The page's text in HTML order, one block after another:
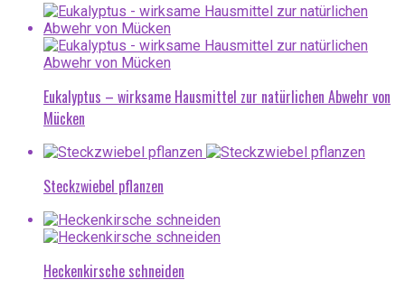
Eukalyptus – wirksame Hausmittel zur natürlichen Abwehr von
Mücken
Steckzwiebel pflanzen
Heckenkirsche schneiden